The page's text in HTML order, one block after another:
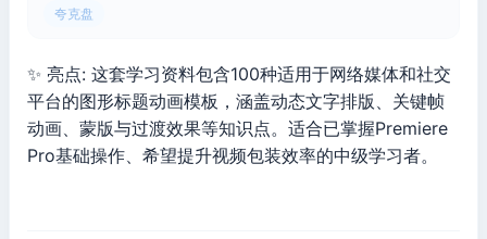
夸克盘
✨ 亮点: 这套学习资料包含100种适用于网络媒体和社交
平台的图形标题动画模板，涵盖动态文字排版、关键帧
动画、蒙版与过渡效果等知识点。适合已掌握Premiere
Pro基础操作、希望提升视频包装效率的中级学习者。